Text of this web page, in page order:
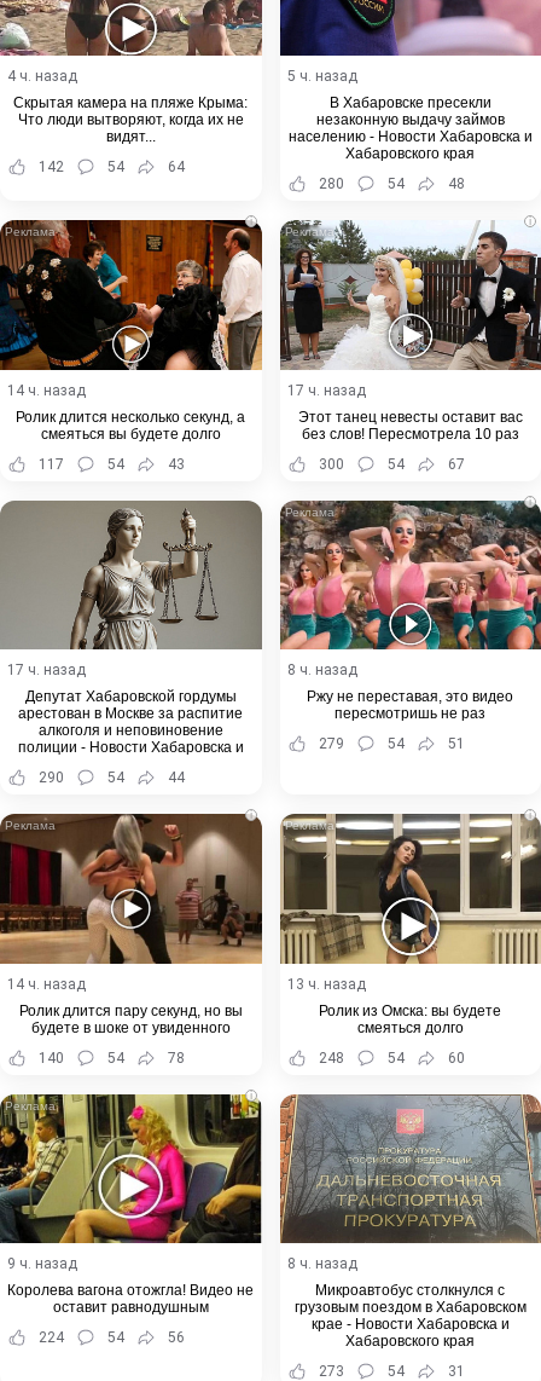
4 ч. назад
Скрытая камера на пляже Крыма:
Что люди вытворяют, когда их не
видят...
142
54 64
5 ч. назад
В Хабаровске пресекли
незаконную выдачу займов
населению - Новости Хабаровска и
Хабаровского края
280
54 48
i
14 ч. назад
Ролик длится несколько секунд, а
смеяться вы будете долго
117
54 43
i
17 ч. назад
Этот танец невесты оставит вас
без слов! Пересмотрела 10 раз
300
54 67
17 ч. назад
Депутат Хабаровской гордумы
арестован в Москве за распитие
алкоголя и неповиновение
полиции - Новости Хабаровска и
290 54 44
i
8 ч. назад
Ржу не переставая, это видео
пересмотришь не раз
279
54 51
i
14 ч. назад
Ролик длится пару секунд, но вы
будете в шоке от увиденного
140
54 78
i
13 ч. назад
Ролик из Омска: вы будете
смеяться долго
248
54 60
i
9 ч. назад
Королева вагона отожгла! Видео не
оставит равнодушным
224
54 56
8 ч. назад
Микроавтобус столкнулся с
грузовым поездом в Хабаровском
крае - Новости Хабаровска и
Хабаровского края
273
54 31